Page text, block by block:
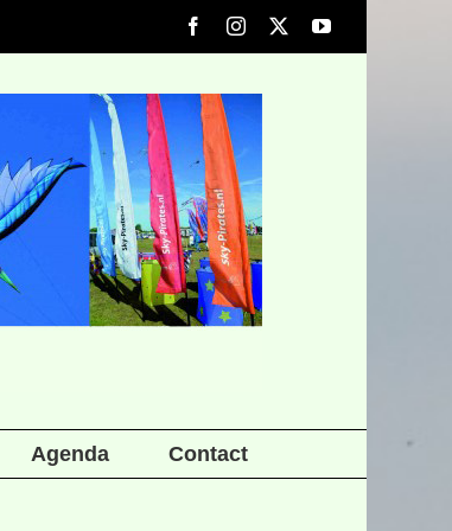
FacebookInstagram YouTube
Agenda Contact